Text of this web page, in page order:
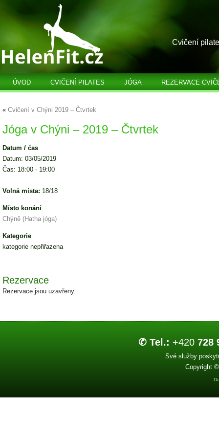
Cvičení
ÚVOD CVIČENÍ PILATES JÓGA REZERVACE
« Cvičení v Chýni 2019 – Čtvrtek
Jóga v Chýni – 2019 – Čtvrtek
Datum / čas
Datum: 03/05/2019
Čas: 18:00 - 19:00
Volná místa: 18/18
Místo konání
Chýně (Hatha jóga)
Kategorie
kategorie nepřiřazena
Rezervace
Rezervace jsou uzavřeny.
✆ Tel.: +420 728
Své služby
Copyright